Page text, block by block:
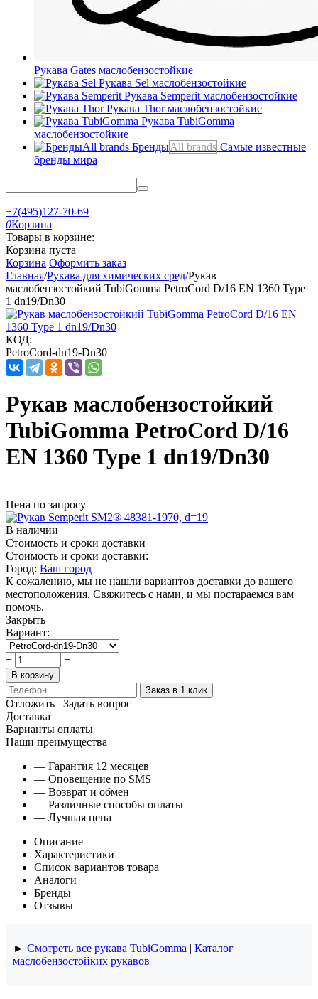
Рукава Gates маслобензостойкие
Рукава Sel маслобензостойкие
Рукава Semperit маслобензостойкие
Рукава Thorмаслобензостойкие
Рукава TubiGomma
маслобензостойкие
БрендыAll brands Самые известные
бренды мира
+7(495)127-70-69
0Корзина
Товары в корзине:
Корзина пуста
Корзина Оформить заказ
Главная/Рукава для химических сред/Рукав
маслобензостойкий TubiGomma PetroCord D/16 EN 1360 Type
1 dn19/Dn30
КОД:
PetroCord-dn19-Dn30
Рукав маслобензостойкий
TubiGomma PetroCord D/16
EN 1360 Type 1 dn19/Dn30
Цена по запросу
В наличии
Стоимость и сроки доставки
Стоимость и сроки доставки:
Город: Ваш город
К сожалению, мы не нашли вариантов доставки до вашего
местоположения. Свяжитесь с нами, и мы постараемся вам
помочь.
Закрыть
Вариант:
+ −
В корзину
Заказ в 1 клик
Отложить
Задать вопрос
Доставка
Варианты оплаты
Наши преимущества
— Гарантия 12 месяцев
— Оповещение по SMS
— Возврат и обмен
— Различные способы оплаты
— Лучшая цена
Описание
Характеристики
Список вариантов товара
Аналоги
Бренды
Отзывы
► Смотреть все рукава TubiGomma | Каталог
маслобензостойких рукавов